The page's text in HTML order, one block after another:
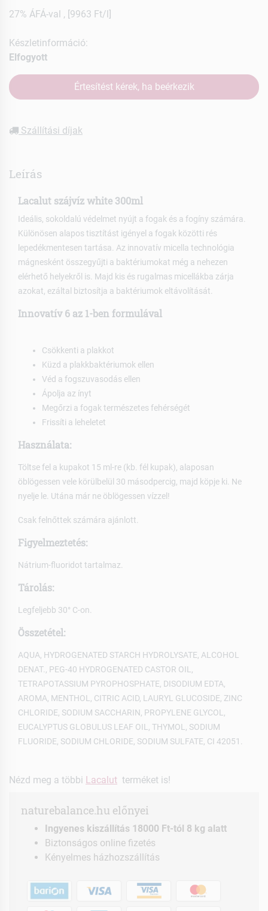
27% ÁFÁ-val , [9963 Ft/l]
Készletinformáció:
Elfogyott
Értesítést kérek, ha beérkezik
Szállítási díjak
Leírás
Lacalut szájvíz white 300ml
Ideális, sokoldalú védelmet nyújt a fogak és a fogíny számára.
Különösen alapos tisztítást igényel a fogak közötti rés
lepedékmentesen tartása. Az innovatív micella technológia
mágnesként összegyűjti a baktériumokat még a nehezen
elérhető helyekről is. Majd kis és rugalmas micellákba zárja
azokat, ezáltal biztosítja a baktériumok eltávolítását.
Innovatív 6 az 1-ben formulával
Csökkenti a plakkot
Küzd a plakkbaktériumok ellen
Véd a fogszuvasodás ellen
Ápolja az ínyt
Megőrzi a fogak természetes fehérségét
Frissíti a leheletet
Használata:
Töltse fel a kupakot 15 ml-re (kb. fél kupak), alaposan
öblögessen vele körülbelül 30 másodpercig, majd köpje ki. Ne
nyelje le. Utána már ne öblögessen vízzel!
Csak felnőttek számára ajánlott.
Figyelmeztetés:
Nátrium-fluoridot tartalmaz.
Tárolás:
Legfeljebb 30° C-on.
Összetétel:
AQUA, HYDROGENATED STARCH HYDROLYSATE, ALCOHOL
DENAT., PEG-40 HYDROGENATED CASTOR OIL,
TETRAPOTASSIUM PYROPHOSPHATE, DISODIUM EDTA,
AROMA, MENTHOL, CITRIC ACID, LAURYL GLUCOSIDE, ZINC
CHLORIDE, SODIUM SACCHARIN, PROPYLENE GLYCOL,
EUCALYPTUS GLOBULUS LEAF OIL, THYMOL, SODIUM
FLUORIDE, SODIUM CHLORIDE, SODIUM SULFATE, CI 42051.
Nézd meg a többi Lacalut terméket is!
naturebalance.hu előnyei
Ingyenes kiszállítás 18000 Ft-tól 8 kg alatt
Biztonságos online fizetés
Kényelmes házhozszállítás